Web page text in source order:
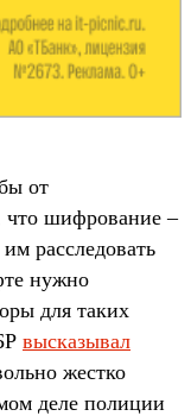
от
что шифрование –
расследовать
нужно
для таких
высказывал
жестко
деле полиции